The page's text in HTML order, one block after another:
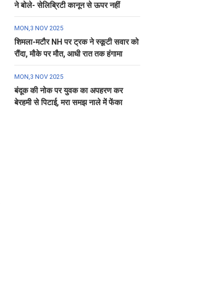
ने बोले- सेलिब्रिटी कानून से ऊपर नहीं
MON,3 NOV 2025
शिमला-मटौर NH पर ट्रक ने स्कूटी सवार को
रौंदा, मौके पर मौत, आधी रात तक हंगामा
MON,3 NOV 2025
बंदूक की नोक पर युवक का अपहरण कर
बेरहमी से पिटाई, मरा समझ नाले में फेंका